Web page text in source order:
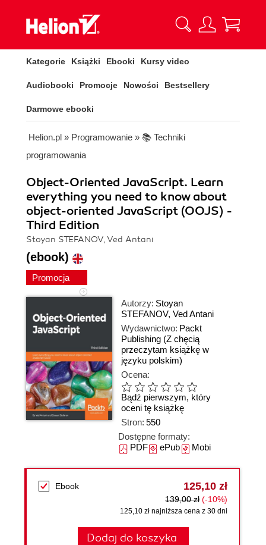
Kategorie Książki Ebooki Kursy video
Audiobooki Promocje Nowości Bestsellery
Darmowe ebooki
Helion.pl » Programowanie » 📚 Techniki
programowania
Object-Oriented JavaScript. Learn
everything you need to know about
object-oriented JavaScript (OOJS) -
Third Edition
Stoyan STEFANOV, Ved Antani
(ebook)
Promocja
Autorzy: Stoyan
STEFANOV, Ved Antani
Wydawnictwo: Packt
Publishing (Z chęcią
przeczytam książkę w
języku polskim)
Ocena:
Bądź pierwszym, który
oceni tę książkę
Stron: 550
Dostępne formaty:
PDFePubMobi
Ebook 125,10 zł
139,00 zł (-10%)
125,10 zł najniższa cena z 30 dni
Dodaj do koszyka